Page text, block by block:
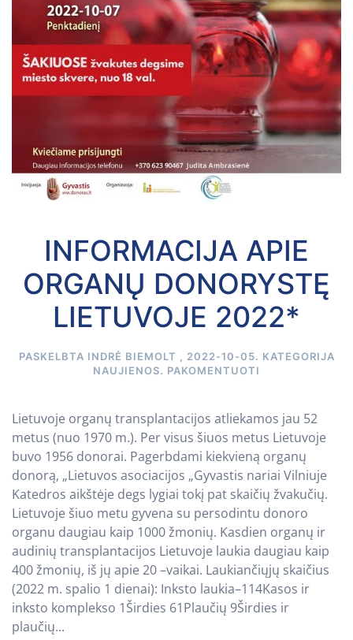
INFORMACIJA APIE
ORGANŲ DONORYSTĘ
LIETUVOJE 2022*
PASKELBTA INDRĖ BIEMOLT , 2022-10-05. KATEGORIJA
NAUJIENOS. PAKOMENTUOTI
Lietuvoje organų transplantacijos atliekamos jau 52
metus (nuo 1970 m.). Per visus šiuos metus Lietuvoje
buvo 1956 donorai. Pagerbdami kiekvieną organų
donorą, „Lietuvos asociacijos „Gyvastis nariai Vilniuje
Katedros aikštėje degs lygiai tokį pat skaičių žvakučių.
Lietuvoje šiuo metu gyvena su persodintu donoro
organu daugiau kaip 1000 žmonių. Kasdien organų ir
audinių transplantacijos Lietuvoje laukia daugiau kaip
400 žmonių, iš jų apie 20 –vaikai. Laukiančiųjų skaičius
(2022 m. spalio 1 dienai): Inksto laukia–114Kasos ir
inksto komplekso 1Širdies 61Plaučių 9Širdies ir
plaučių...